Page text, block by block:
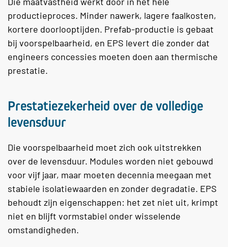
productieproces. Minder nawerk, lagere faalkosten,
kortere doorlooptijden. Prefab-productie is gebaat
bij voorspelbaarheid, en EPS levert die zonder dat
engineers concessies moeten doen aan thermische
prestatie.
Prestatiezekerheid over de volledige
levensduur
Die voorspelbaarheid moet zich ook uitstrekken
over de levensduur. Modules worden niet gebouwd
voor vijf jaar, maar moeten decennia meegaan met
stabiele isolatiewaarden en zonder degradatie. EPS
behoudt zijn eigenschappen: het zet niet uit, krimpt
niet en blijft vormstabiel onder wisselende
omstandigheden.